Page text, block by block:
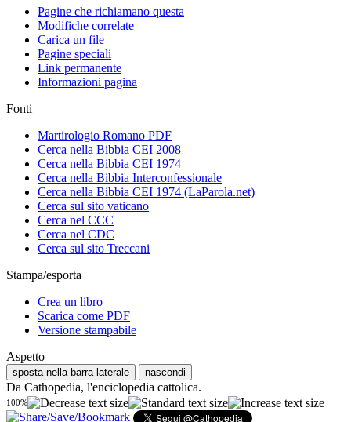
Pagine che richiamano questa
Modifiche correlate
Carica un file
Pagine speciali
Link permanente
Informazioni pagina
Fonti
Martirologio Romano PDF
Cerca nella Bibbia CEI 2008
Cerca nella Bibbia CEI 1974
Cerca nella Bibbia Interconfessionale
Cerca nella Bibbia CEI 1974 (LaParola.net)
Cerca sul sito vaticano
Cerca nel CCC
Cerca nel CDC
Cerca sul sito Treccani
Stampa/esporta
Crea un libro
Scarica come PDF
Versione stampabile
Aspetto
sposta nella barra laterale nascondi
Da Cathopedia, l'enciclopedia cattolica.
100%